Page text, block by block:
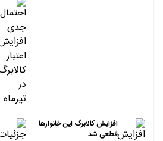
افزایش کالابرگ این خانوارها
قطعی شد